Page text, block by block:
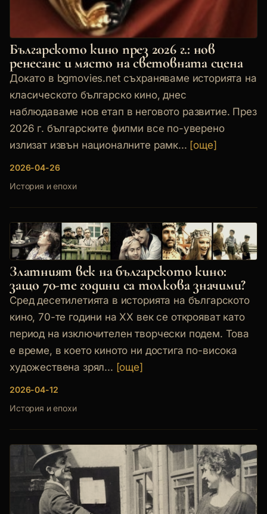
Българското кино през 2026 г.: нов
ренесанс и място на световната сцена
Докато в bgmovies.net съхраняваме историята на
класическото българско кино, днес
наблюдаваме нов етап в неговото развитие. През
2026 г. българските филми все по-уверено
излизат извън националните рамк... [още]
2026-04-26
История и епохи
Златният век на българското кино:
защо 70-те години са толкова значими?
Сред десетилетията в историята на българското
кино, 70-те години на XX век се открояват като
период на изключителен творчески подем. Това
е време, в което киното ни достига по-висока
художествена зрял... [още]
2026-04-12
История и епохи